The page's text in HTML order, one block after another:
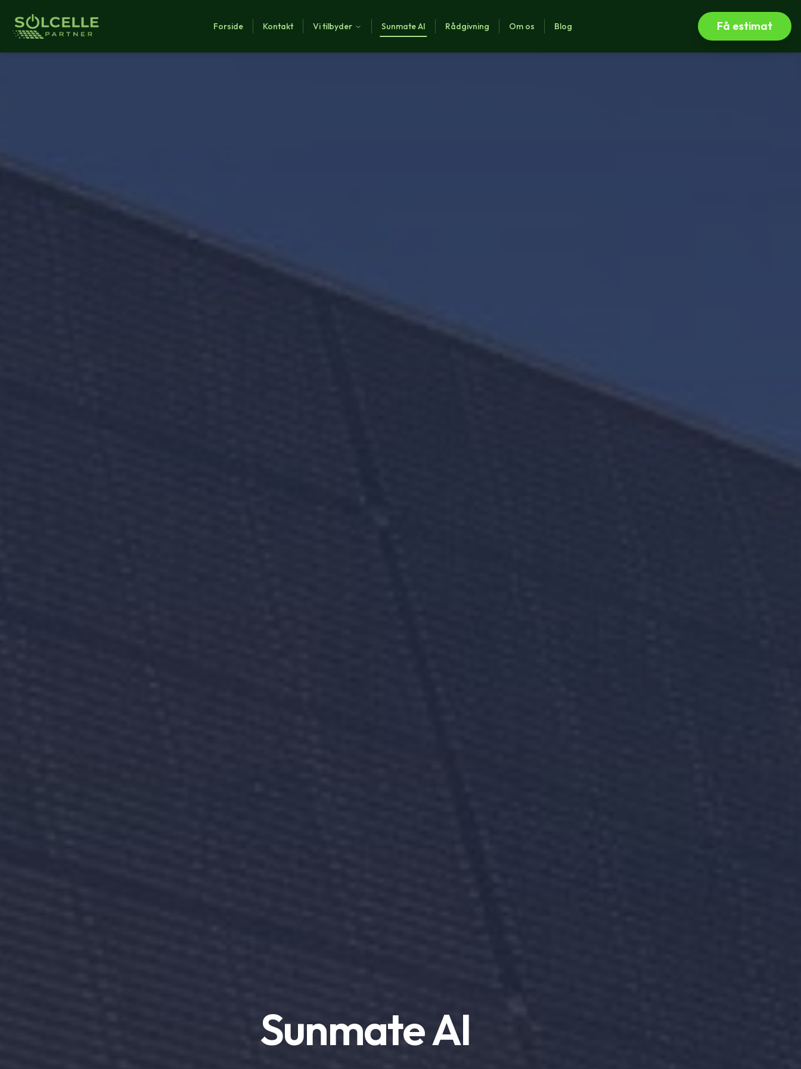
Forside Kontakt Vi tilbyder Sunmate AI Rådgivning Om os Blog Få estimat
Sunmate AI